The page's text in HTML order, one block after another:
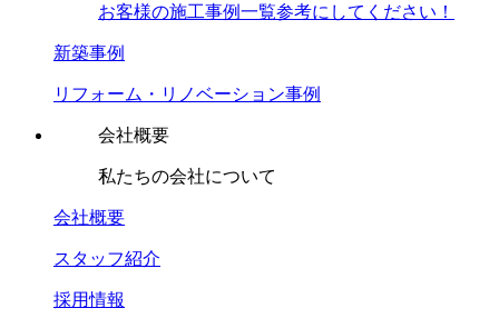
お客様の施工事例一覧参考にしてください！
新築事例
リフォーム・リノベーション事例
会社概要
私たちの会社について
会社概要
スタッフ紹介
採用情報